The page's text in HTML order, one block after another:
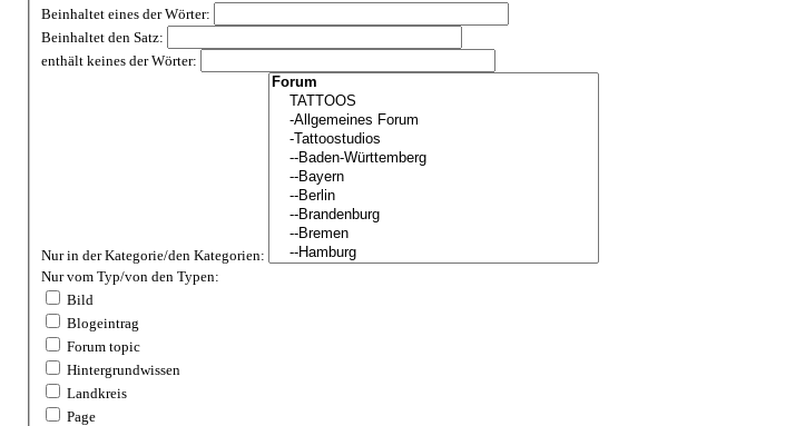
Beinhaltet eines der Wörter:
Beinhaltet den Satz:
enthält keines der Wörter:
Nur in der Kategorie/den Kategorien:
Nur vom Typ/von den Typen:
Bild
Blogeintrag
Forum topic
Hintergrundwissen
Landkreis
Page